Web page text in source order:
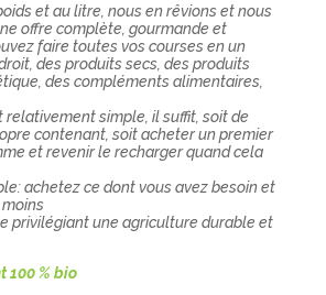
et au litre, nous en rêvions et nous
offre complète, gourmande et
faire toutes vos courses en un
des produits secs, des produits
des compléments alimentaires,
relativement simple, il suffit, soit de
contenant, soit acheter un premier
et revenir le recharger quand cela
achetez ce dont vous avez besoin et
privilégiant une agriculture durable et
100 % bio